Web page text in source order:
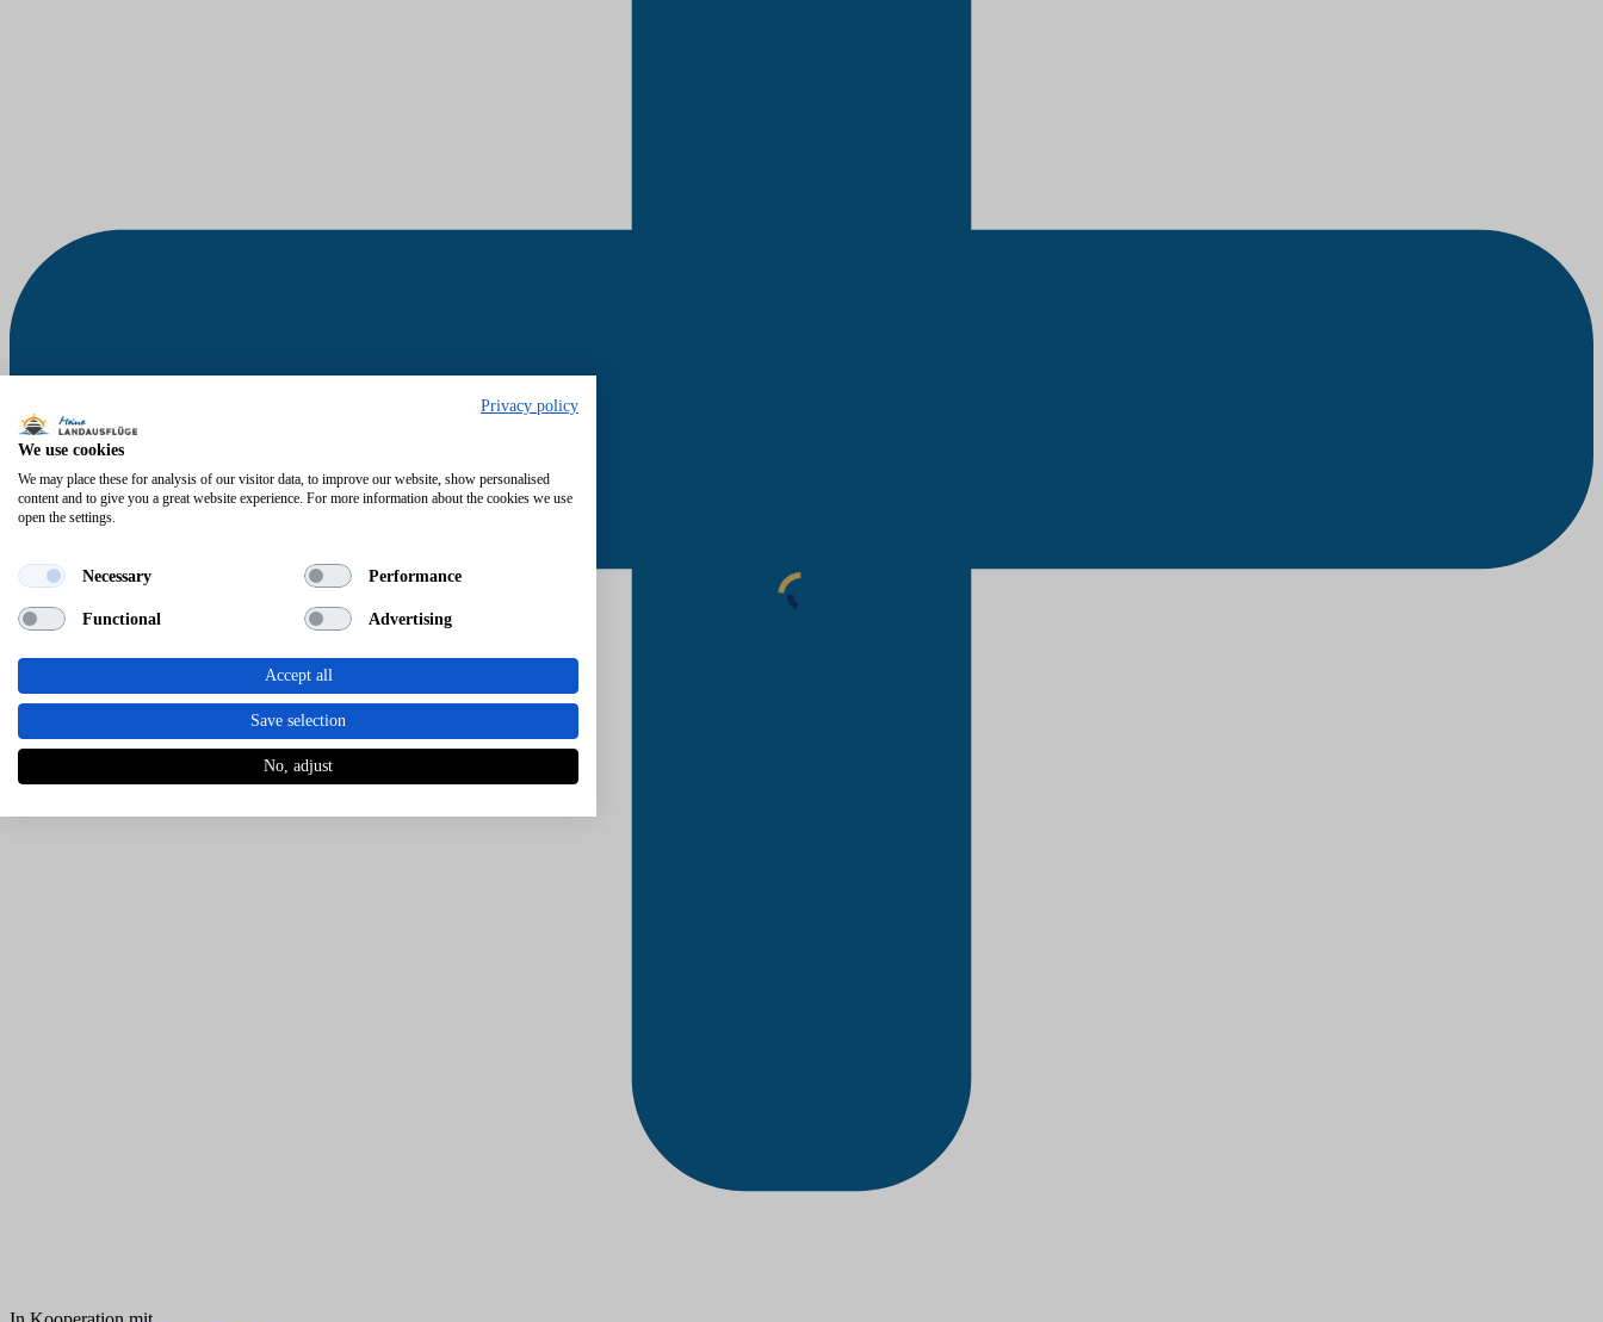
Privacy policy
We use cookies
We may place these for analysis of our visitor data, to improve our website, show personalised
content and to give you a great website experience. For more information about the cookies we use
open the settings.
Necessary Performance
Functional Advertising
Accept all
Save selection
No, adjust